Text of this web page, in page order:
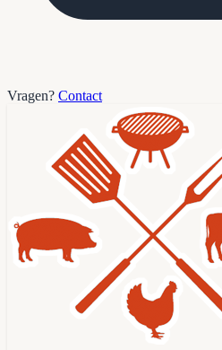
Vragen? Contact